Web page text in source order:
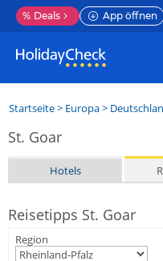
% Deals App öffnen
Startseite> Europa>
St. Goar
Hotels
Reisetipps St. Goar
Region